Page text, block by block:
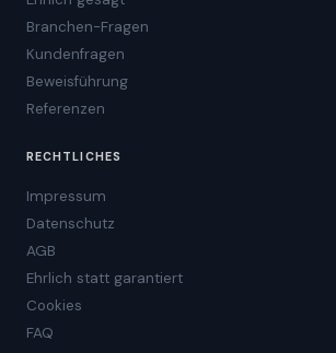
Branchen-Fragen
Kundenfragen
Beweisführung
Referenzen
RECHTLICHES
Impressum
Datenschutz
AGB
Ehrlich statt garantiert
Cookies
FAQ